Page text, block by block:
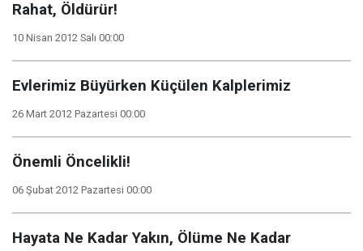
Rahat, Öldürür!
10 Nisan 2012 Salı 00:00
Evlerimiz Büyürken Küçülen Kalplerimiz
26 Mart 2012 Pazartesi 00:00
Önemli Öncelikli!
06 Şubat 2012 Pazartesi 00:00
Hayata Ne Kadar Yakın, Ölüme Ne Kadar